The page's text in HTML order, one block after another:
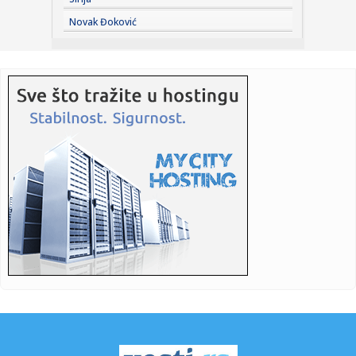
23:30:Nada Obrić otvoreno o razvodima: Bivšima sam sve
ostavljala, a ...
23:21: Izrael pravi plan bez Trampa
23:16:
opas...
23:16:Bruno Gimaraeš prešao iz Njukasla u Arsenal
23:16:Drama se nastavlja: "Samo igračice koje su žene mogu u
WNBA, al...
23:06:Jovanovića čeka ogroman posao – Teleoptik ponovo
poražen
Vatreni pakao kod Doljevca! Automobili potpuno uništeni,
Novak Đoković